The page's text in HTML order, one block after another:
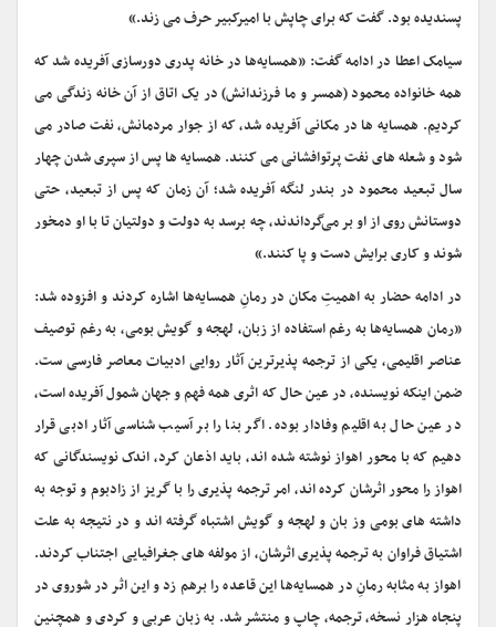
پسندیده بود. گفت که برای چاپش با امیرکبیر حرف می زند.»
سیامک اعطا در ادامه گفت: «همسایه‌ها در خانه پدری دورسازی آفریده شد که
همه خانواده محمود (همسر و ما فرزندانش) در یک اتاق از آن خانه زندگی می
کردیم. همسایه ها در مکانی آفریده شد، که از جوار مردمانش، نفت صادر می
شود و شعله های نفت پرتوافشانی می کنند. همسایه ها پس از سپری شدن چهار
سال تبعید محمود در بندر لنگه آفریده شد؛ آن زمان که پس از تبعید، حتی
دوستانش روی از او بر می‌گرداندند، چه برسد به دولت و دولتیان تا با او دمخور
شوند و کاری برایش دست و پا کنند.»
در ادامه حضار به اهمیتِ مکان در رمانِ همسایه‌ها اشاره کردند و افزوده شد:
«رمان همسایه‌ها به رغم استفاده از زبان، لهجه و گویش بومی، به رغم توصیف
عناصر اقلیمی، یکی از ترجمه پذیرترین آثار روایی ادبیات معاصر فارسی ست.
ضمن اینکه نویسنده، در عین حال که اثری همه فهم و جهان شمول آفریده است،
در عین حال به اقلیم وفادار بوده. اگر بنا را بر آسیب شناسی آثار ادبی قرار
دهیم که با محور اهواز نوشته شده اند، باید اذعان کرد، اندک نویسندگانی که
اهواز را محور اثرشان کرده اند، امر ترجمه پذیری را با گریز از زادبوم و توجه به
داشته های بومی وز بان و لهجه و گویش اشتباه گرفته اند و در نتیجه به علت
اشتیاق فراوان به ترجمه پذیری اثرشان، از مولفه های جغرافیایی اجتناب کردند.
اهواز به مثابه رمانِ در همسایه‌ها این قاعده را برهم زد و این اثر در شوروی در
پنجاه هزار نسخه، ترجمه، چاپ و منتشر شد. به زبان عربی و کردی و همچنین